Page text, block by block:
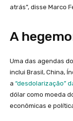
atrás”, disse Marco
A
Uma das agendas
inclui Brasil, China,
a “desdolarização”
dólar como moeda
econômicas e